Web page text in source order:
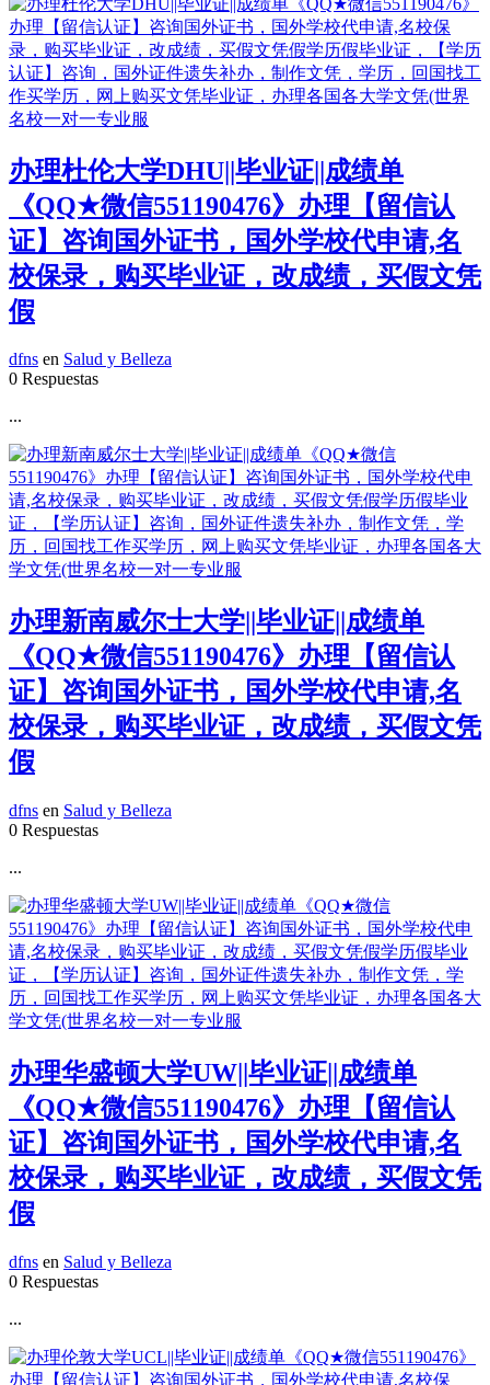
办理杜伦大学DHU||毕业证||成绩单
《QQ★微信551190476》办理【留信认
证】咨询国外证书，国外学校代申请,名
校保录，购买毕业证，改成绩，买假文凭
假
dfns en Salud y Belleza
0 Respuestas
...
办理新南威尔士大学||毕业证||成绩单
《QQ★微信551190476》办理【留信认
证】咨询国外证书，国外学校代申请,名
校保录，购买毕业证，改成绩，买假文凭
假
dfns en Salud y Belleza
0 Respuestas
...
办理华盛顿大学UW||毕业证||成绩单
《QQ★微信551190476》办理【留信认
证】咨询国外证书，国外学校代申请,名
校保录，购买毕业证，改成绩，买假文凭
假
dfns en Salud y Belleza
0 Respuestas
...